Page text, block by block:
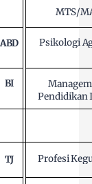
MTS/
ABD Psikologi
BI
Pendidikan
TJ Profesi